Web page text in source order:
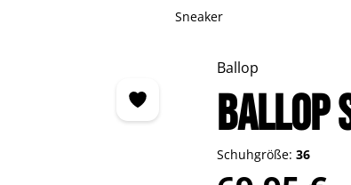
Sneaker
Ballop
Schuhgröße: 36
Regulärer Preis: